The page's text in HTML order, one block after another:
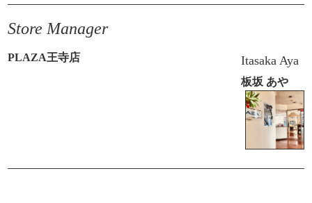
Store Manager
PLAZA王寺店 Itasaka Aya
板坂 あや